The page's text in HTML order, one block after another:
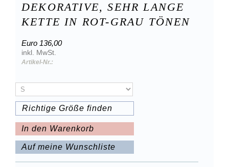
DEKORATIVE, SEHR LANGE
KETTE IN ROT-GRAU TÖNEN
Euro 136,00
inkl. MwSt.
Artikel-Nr.:
Richtige Größe finden
In den Warenkorb
Auf meine Wunschliste